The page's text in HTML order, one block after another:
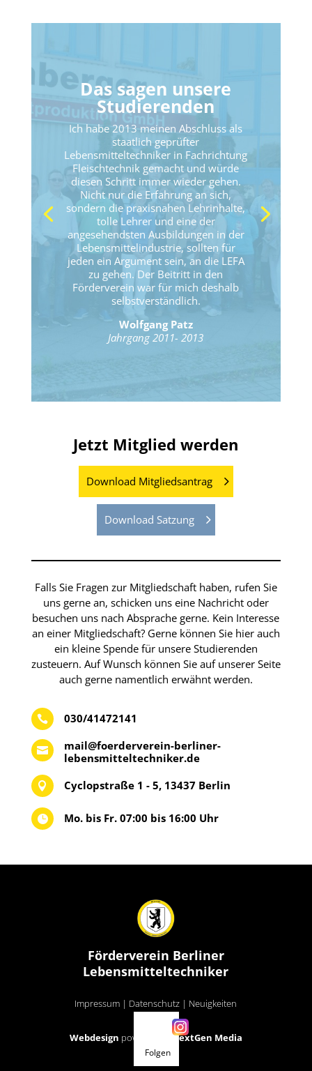
Das sagen unsere
Studierenden
Ich habe 2013 meinen Abschluss als
staatlich geprüfter
Lebensmitteltechniker in Fachrichtung
Fleischtechnik gemacht und würde
diesen Schritt immer wieder gehen.
Nicht nur die Erfahrung an sich,
sondern die praxisnahen Lehrinhalte,
tolle Lehrer und eine der
angesehendsten Ausbildungen in der
Lebensmittelindustrie, sollten für
jeden ein Argument sein, an die LEFA
zu gehen. Der Beitritt in den
Förderverein war für mich deshalb
selbstverständlich.
Wolfgang Patz
Jahrgang 2011- 2013
Jetzt Mitglied werden
Download Mitgliedsantrag
Download Satzung
Falls Sie Fragen zur Mitgliedschaft haben, rufen Sie
uns gerne an, schicken uns eine Nachricht oder
besuchen uns nach Absprache gerne. Kein Interesse
an einer Mitgliedschaft? Gerne können Sie hier auch
ein kleine Spende für unsere Studierenden
zusteuern. Auf Wunsch können Sie auf unserer Seite
auch gerne namentlich erwähnt werden.
 030/41472141

mail@foerderverein-berliner-
lebensmitteltechniker.de
 Cyclopstraße 1 - 5, 13437 Berlin
 Mo. bis Fr. 07:00 bis 16:00 Uhr
Förderverein Berliner
Lebensmitteltechniker
Impressum | Datenschutz | Neuigkeiten
Webdesign powered by NextGen Media
Folgen